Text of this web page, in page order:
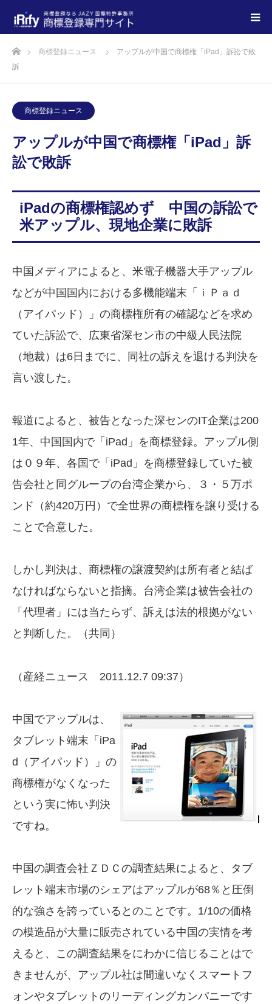
商標登録ニュース
アップルが中国で商標権「iPad」訴訟で敗
訴
商標登録ニュース
アップルが中国で商標権「iPad」訴
訟で敗訴
iPadの商標権認めず 中国の訴訟で
米アップル、現地企業に敗訴
中国メディアによると、米電子機器大手アップル
などが中国国内における多機能端末「ｉＰａｄ
（アイパッド）」の商標権所有の確認などを求め
ていた訴訟で、広東省深セン市の中級人民法院
（地裁）は6日までに、同社の訴えを退ける判決を
言い渡した。
報道によると、被告となった深センのIT企業は200
1年、中国国内で「iPad」を商標登録。アップル側
は０９年、各国で「iPad」を商標登録していた被
告会社と同グループの台湾企業から、３・５万ポ
ンド（約420万円）で全世界の商標権を譲り受ける
ことで合意した。
しかし判決は、商標権の譲渡契約は所有者と結ば
なければならないと指摘。台湾企業は被告会社の
「代理者」には当たらず、訴えは法的根拠がない
と判断した。（共同）
（産経ニュース 2011.12.7 09:37）
中国でアップルは、
タブレット端末「iPa
d（アイパッド）」の
商標権がなくなった
という実に怖い判決
ですね。
中国の調査会社ＺＤＣの調査結果によると、タブ
レット端末市場のシェアはアップルが68％と圧倒
的な強さを誇っているとのことです。1/10の価格
の模造品が大量に販売されている中国の実情を考
えると、この調査結果をにわかに信じることはで
きませんが、アップル社は間違いなくスマートフ
ォンやタブレットのリーディングカンパニーです